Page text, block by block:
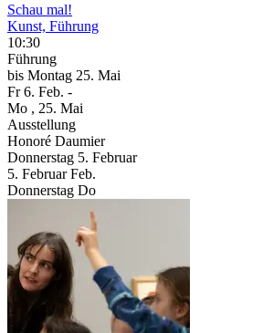
Schau mal!
Kunst, Führung
10:30
Führung
bis Montag 25. Mai
Fr6. Feb. -
Mo , 25. Mai
Ausstellung
Honoré Daumier
Donnerstag 5. Februar
5. Februar Feb.
Donnerstag Do